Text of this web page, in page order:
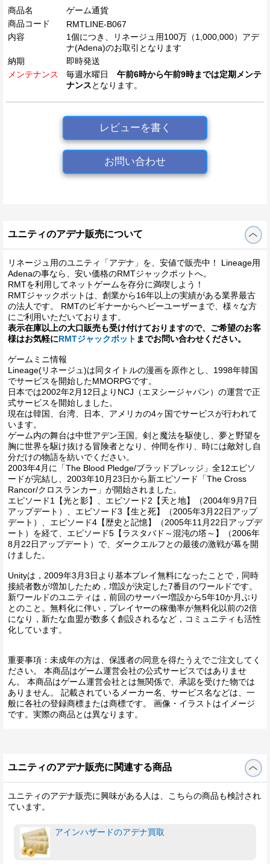
商品名
ゲーム通貨
商品コード
RMTLINE-B067
内容
1個につき、リネージュ用100万（1,000,000）アデ
ナ(Adena)のお取引となります
納期
即時発送
メンテナンス
毎週水曜日 午前6時から午前9時までは定期メンテ
ナンスとなります。
レビューを書く
お問い合わせ
ユニティのアデナ販売について
リネージュ用のユニティ「アデナ」を、安値で販売中！ Lineage用
Adenaの事なら、安い価格のRMTジャックポットへ。
RMTを利用してネットゲームを存分に満喫しよう！
RMTジャックポットは、創業から16年以上の実績がある業界最古
の法人です。 RMTのビギナーからヘビーユーザーまで、様々な方
にご利用いただいております。
表示在庫以上の大口販売も受け付けておりますので、ご希望のお客
様はお気軽にRMTジャックポット までお問い合わせください。
ゲームミニ情報
Lineage(リネージュ)は同タイトルの漫画を原作とし、1998年韓国
でサービスを開始したMMORPGです。
日本では2002年2月12日よりNCJ（エヌシージャパン）の運営で正
式サービスを開始しました。
現在は韓国、台湾、日本、アメリカの4ヶ国でサービスが行われて
います。
ゲーム内の舞台は中世アデン王国。剣と魔法を駆使し、夢と野望を
胸に世界を駆け抜ける冒険者となり、仲間を作り、時には敵対し自
分だけの物語を紡いでください。
2003年4月に「The Blood Pledge/ブラッドプレッジ」全12エピソ
ードが完結し、2003年10月23日から新エピソード「The Cross
Rancor/クロスランカー」が開始されました。
エピソード1【光と影】、エピソード2【天と地】（2004年9月7日
アップデート）、エピソード3【生と死】（2005年3月22日アップ
デート）、エピソード4【歴史と記憶】（2005年11月22日アップデ
ート）を経て、エピソード5【ラスタバド～混沌の塔～】（2006年
8月22日アップデート）で、ダークエルフとの最後の激戦が幕を開
けました。
Unityは，2009年3月3日より基本プレイ無料になったことで，同時
接続者数が増加したため，増設が決定した7番目のワールドです。
新ワールドのユニティは，前回のサーバー増設から5年10か月ぶり
とのこと。無料化に伴い，プレイヤーの稼働率が無料化以前の2倍
になり，新たな血盟が数多く創設されるなど，コミュニティも活性
化しています。
重要事項：未成年の方は、保護者の同意を得たうえでご注文してく
ださい。 本商品はゲーム運営会社の公式サービスではありませ
ん。 本商品はゲーム運営会社とは無関係で、承認を受けた物では
ありません。 記載されているメーカー名、サービス名などは、一
般に各社の登録商標または商標です。 画像・イラストはイメージ
です。実際の商品とは異なります。
ユニティのアデナ販売に関連する商品
ユニティのアデナ販売に興味がある人は、こちらの商品も検討され
ています。
アインハザードのアデナ買取